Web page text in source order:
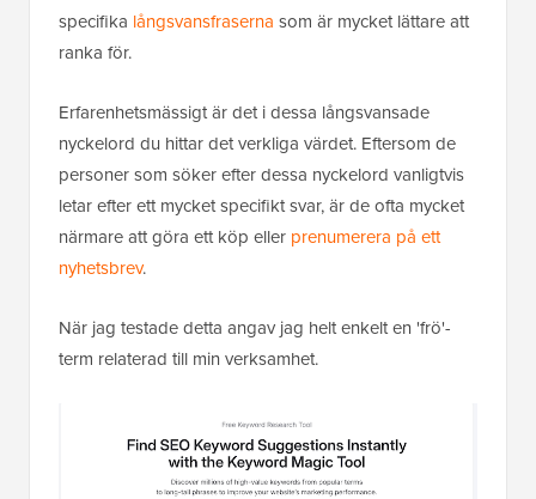
specifika långsvansfraserna som är mycket lättare att
ranka för.
Erfarenhetsmässigt är det i dessa långsvansade
nyckelord du hittar det verkliga värdet. Eftersom de
personer som söker efter dessa nyckelord vanligtvis
letar efter ett mycket specifikt svar, är de ofta mycket
närmare att göra ett köp eller prenumerera på ett
nyhetsbrev.
När jag testade detta angav jag helt enkelt en 'frö'-
term relaterad till min verksamhet.